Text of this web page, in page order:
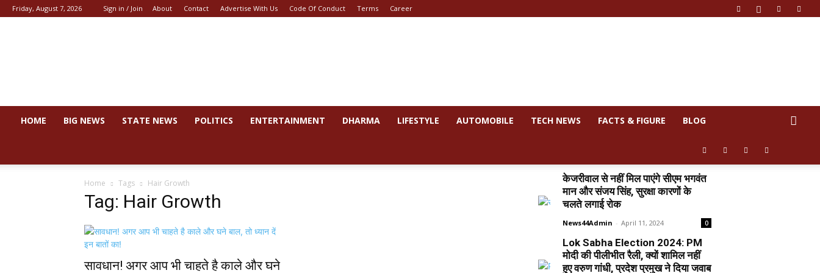
Friday, August 7, 2026 Sign in / Join About Contact Advertise With Us Code Of Conduct Terms Career
HOME BIG NEWS STATE NEWS POLITICS ENTERTAINMENT DHARMA LIFESTYLE AUTOMOBILE TECH NEWS FACTS & FIGURE BLOG
Home Tags Hair Growth
Tag: Hair Growth
सावधान! अगर आप भी चाहते है काले और घने
केजरीवाल से नहीं मिल पाएंगे सीएम भगवंत
मान और संजय सिंह, सुरक्षा कारणों के
चलते लगाई रोक
News44Admin - April 11, 2024 0
Lok Sabha Election 2024: PM
मोदी की पीलीभीत रैली, क्यों शामिल नहीं
हुए वरुण गांधी, प्रदेश प्रमुख ने दिया जवाब